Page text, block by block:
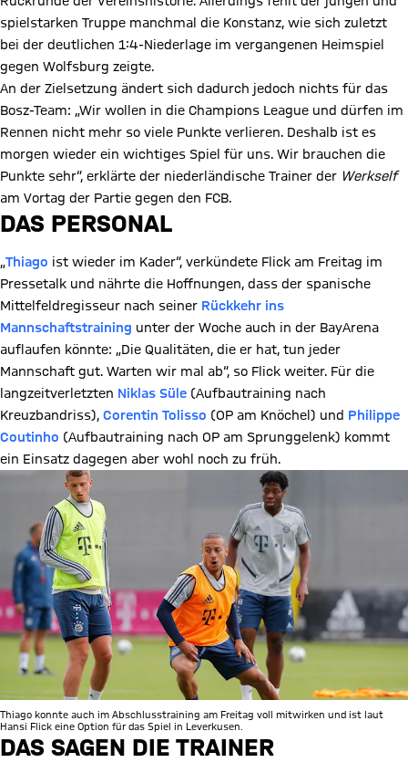
spielstarken Truppe manchmal die Konstanz, wie sich zuletzt
bei der deutlichen 1:4-Niederlage im vergangenen Heimspiel
gegen Wolfsburg zeigte.
An der Zielsetzung ändert sich dadurch jedoch nichts für das
Bosz-Team: „Wir wollen in die Champions League und dürfen im
Rennen nicht mehr so viele Punkte verlieren. Deshalb ist es
morgen wieder ein wichtiges Spiel für uns. Wir brauchen die
Punkte sehr“, erklärte der niederländische Trainer der Werkself
am Vortag der Partie gegen den FCB.
DAS PERSONAL
„Thiago ist wieder im Kader“, verkündete Flick am Freitag im
Pressetalk und nährte die Hoffnungen, dass der spanische
Mittelfeldregisseur nach seiner Rückkehr ins
Mannschaftstraining unter der Woche auch in der BayArena
auflaufen könnte: „Die Qualitäten, die er hat, tun jeder
Mannschaft gut. Warten wir mal ab“, so Flick weiter. Für die
langzeitverletzten Niklas Süle (Aufbautraining nach
Kreuzbandriss), Corentin Tolisso (OP am Knöchel) und Philippe
Coutinho (Aufbautraining nach OP am Sprunggelenk) kommt
ein Einsatz dagegen aber wohl noch zu früh.
Thiago konnte auch im Abschlusstraining am Freitag voll mitwirken und ist laut
Hansi Flick eine Option für das Spiel in Leverkusen.
DAS SAGEN DIE TRAINER